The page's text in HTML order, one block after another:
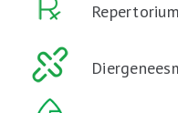
Repertorium